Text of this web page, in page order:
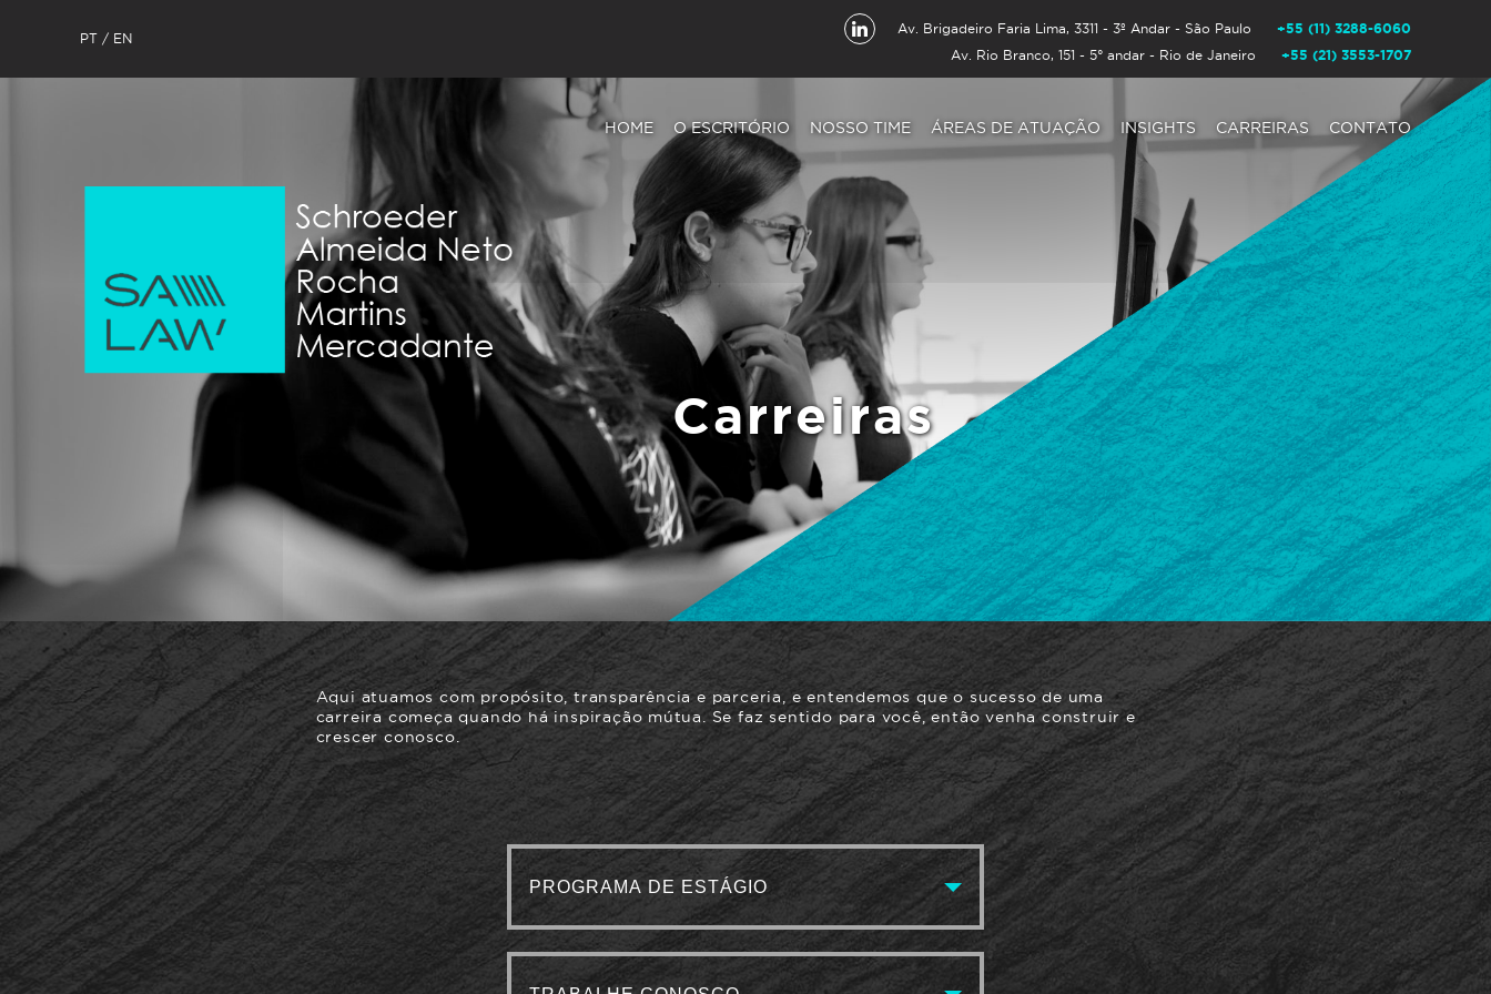
PT EN
Av. Brigadeiro Faria Lima, 3311 - 3º Andar - São Paulo
+55 (11) 3288-6060
Av. Rio Branco, 151 - 5° andar - Rio de Janeiro
+55 (21) 3553-1707
HOME O ESCRITÓRIO NOSSO TIME ÁREAS DE ATUAÇÃO INSIGHTS CARREIRAS CONTATO
Carreiras
Aqui atuamos com propósito, transparência e parceria, e entendemos que o sucesso de uma
carreira começa quando há inspiração mútua. Se faz sentido para você, então venha construir e
crescer conosco.
PROGRAMA DE ESTÁGIO